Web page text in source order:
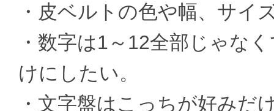
・皮ベルトの色や幅、サイ
・数字は1～12全部じゃな
けにしたい。
・文字盤はこっちが好みだ